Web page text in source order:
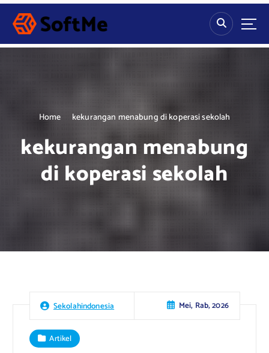
S
p
Home kekurangan menabung di koperasi sekolah
kekurangan menabung
di koperasi sekolah
Sekolahindonesia Mei, Rab, 2026
Artikel